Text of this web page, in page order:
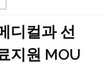
디컬과 선
지원 MOU